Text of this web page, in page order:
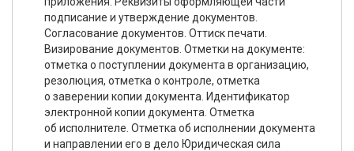
подписание и утверждение документов.
Согласование документов. Оттиск печати.
Визирование документов. Отметки на документе:
отметка о поступлении документа в организацию,
резолюция, отметка о контроле, отметка
о заверении копии документа. Идентификатор
электронной копии документа. Отметка
об исполнителе. Отметка об исполнении документа
и направлении его в дело Юридическая сила